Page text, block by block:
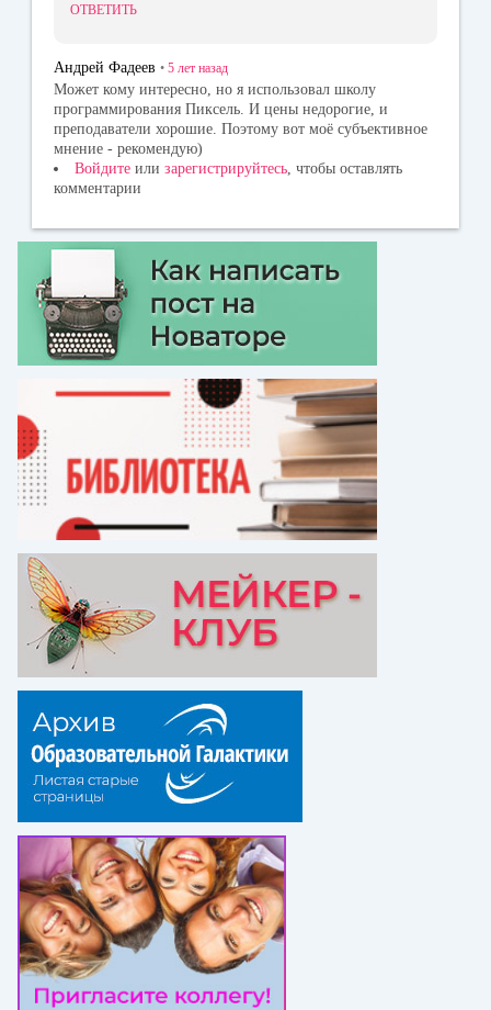
ОТВЕТИТЬ
Андрей Фадеев • 5 лет назад
Может кому интересно, но я использовал школу
программирования Пиксель. И цены недорогие, и
преподаватели хорошие. Поэтому вот моё субъективное
мнение - рекомендую)
Войдите или зарегистрируйтесь, чтобы оставлять
комментарии